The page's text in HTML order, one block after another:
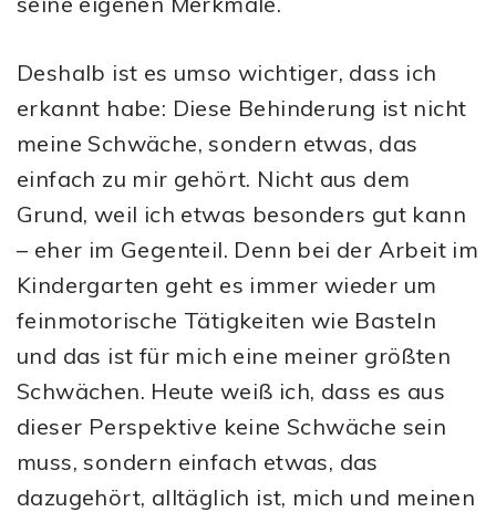
Deshalb ist es umso wichtiger, dass ich
erkannt habe: Diese Behinderung ist nicht
meine Schwäche, sondern etwas, das
einfach zu mir gehört. Nicht aus dem
Grund, weil ich etwas besonders gut kann
– eher im Gegenteil. Denn bei der Arbeit im
Kindergarten geht es immer wieder um
feinmotorische Tätigkeiten wie Basteln
und das ist für mich eine meiner größten
Schwächen. Heute weiß ich, dass es aus
dieser Perspektive keine Schwäche sein
muss, sondern einfach etwas, das
dazugehört, alltäglich ist, mich und meinen